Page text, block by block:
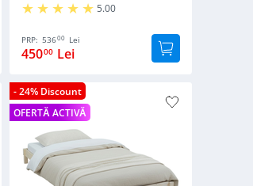
5.00
PRP: 53600 Lei
45000 Lei
- 24% Discount
OFERTĂ ACTIVĂ